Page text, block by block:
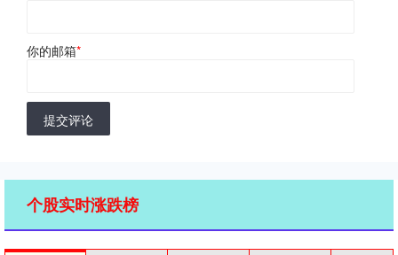
你的邮箱*
提交评论
个股实时涨跌榜